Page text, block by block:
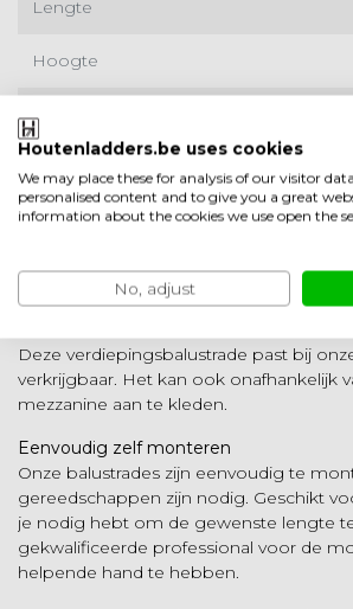
Lengte
Hoogte
Bevestiging
Gebruik
Productomschrijving
Deze verdiepingsbalustrade past bij
verkrijgbaar. Het kan ook onafhankelijk
mezzanine aan te kleden.
Eenvoudig zelf monteren
Onze balustrades zijn eenvoudig te
gereedschappen zijn nodig. Geschikt
je nodig hebt om de gewenste lengte
gekwalificeerde professional voor de
helpende hand te hebben.
Houtenladders.be uses cookies
We may place these for analysis of our visitor
personalised content and to give you a great
information about the cookies we use open the
No, adjust